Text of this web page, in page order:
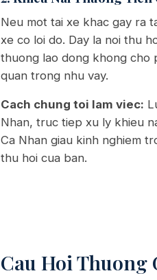
Neu mot tai xe khac gay ra
xe co loi do. Day la noi thu
thuong lao dong khong cho
quan trong nhu vay.
Cach chung toi lam viec:
Nhan, truc tiep xu ly khieu
Ca Nhan giau kinh nghiem
thu hoi cua ban.
Cau Hoi Thuong